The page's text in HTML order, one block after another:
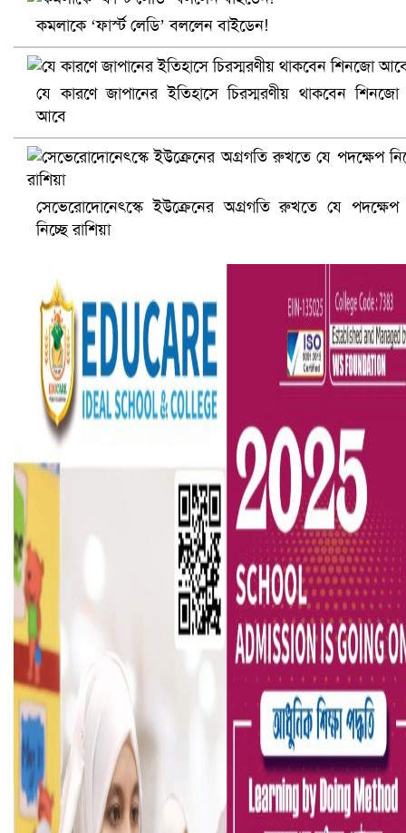
আ.লীগ ও জাপার ৯ নেতা কারাগারে
ভারতে ভয়াবহ সড়ক দুর্ঘটনা, নিহত ১৫
হলিউডে নতুন প্রেমের গুঞ্জন
কমলাকে ‘ফার্স্ট লেডি’ বললেন বাইডেন!
যে কারণে জাপানের ইতিহাসে চিরস্মরণীয় থাকবেন শিনজো
আবে
সেভেরোদোনেৎস্কে ইউক্রেনের অগ্রগতি রুখতে যে পদক্ষেপ
নিচ্ছে রাশিয়া